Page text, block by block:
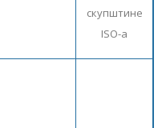
скупштине
ISO-a